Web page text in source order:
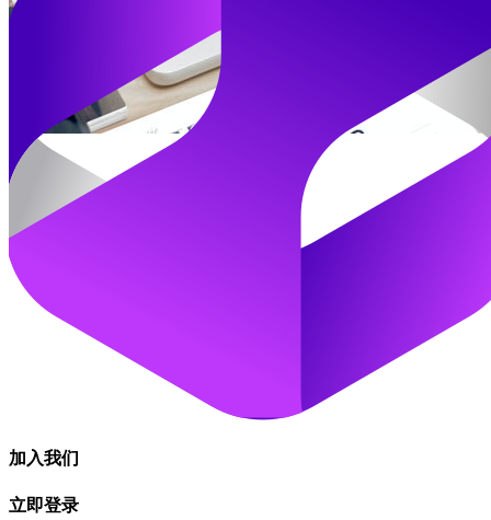
加入我们
立即登录